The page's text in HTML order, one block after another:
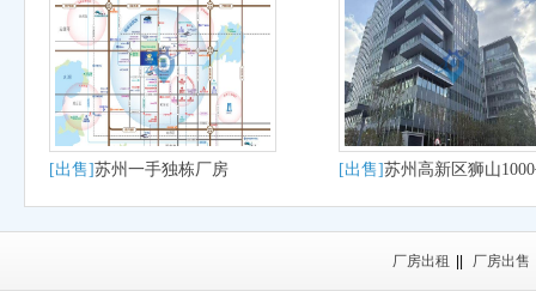
[出售]苏州一手独栋厂房 [出售]苏州高新区狮山
大平层户型适合研发办公
厂房出租 厂房出售